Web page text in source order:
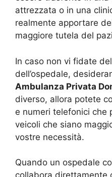
attrezzata o in una
realmente apportare
maggiore tutela del
In caso non vi fidate
dell’ospedale,
Ambulanza Privata
diverso, allora potete
e numeri telefonici che
veicoli che siano
vostre necessità.
Quando un ospedale